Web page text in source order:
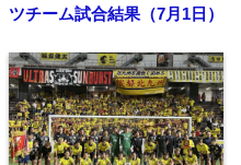
ツチーム試合結果（7月1日）